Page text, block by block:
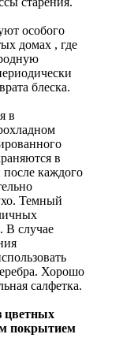
особого
домах , где
блеска.
в
в
после каждого
Темный
В случае
Хорошо
салфетка.
цветных
покрытием